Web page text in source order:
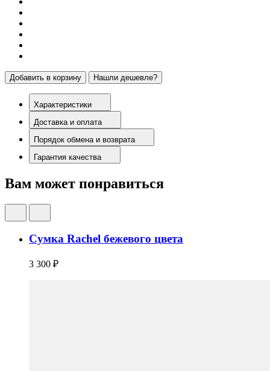
Добавить в корзину Нашли дешевле?
Характеристики
Доставка и оплата
Порядок обмена и возврата
Гарантия качества
Вам может понравиться
Сумка Rachel бежевого цвета
3 300 ₽